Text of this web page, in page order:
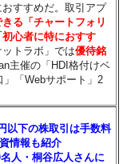
すすめだ。取引アプ
る「チャートフォリ
初心者に特におすす
トラボ」では優待銘
主催の「HDI格付けベ
「Webサポート」2
以下の株取引は手数料
情報も紹介
人・桐谷広人さんに